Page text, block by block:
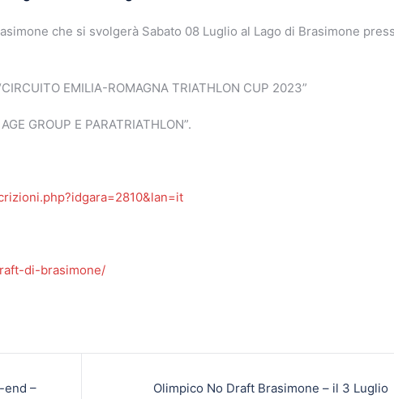
che si svolgerà Sabato 08 Luglio al Lago di Brasimone
EMILIA-ROMAGNA TRIATHLON CUP 2023”
GROUP E PARATRIATHLON”.
di-brasimone/
end –
Olimpico No Draft Brasimone – il 3 Luglio